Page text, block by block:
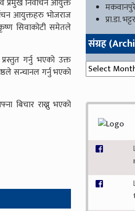
प्रमुख निर्वाचन आयुक्त
आयुक्तहरु भोजराज
सिवाकोटी समेतले
प्रस्तुत गर्नु भएको उक्त
सन्चानल गर्नु भएको
बिचार राख्नु भएको
प्रा.डा.
संग्रह
संग्रह (Archive)